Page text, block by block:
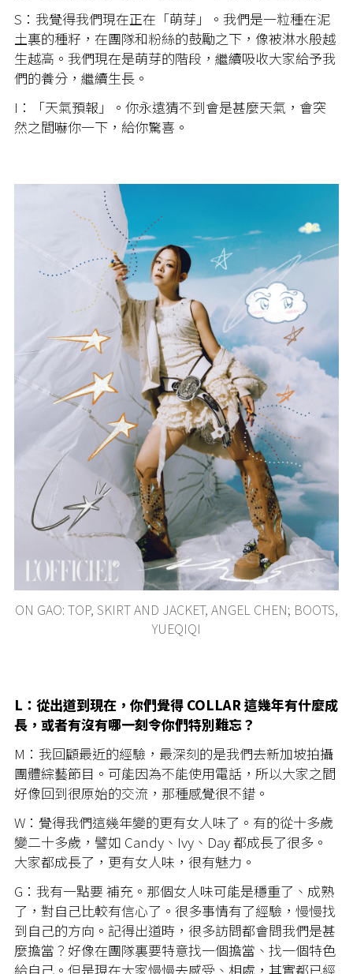
S：我覺得我們現在正在「萌芽」。我們是一粒種在泥
土裏的種籽，在團隊和粉絲的鼓勵之下，像被淋水般越
生越高。我們現在是萌芽的階段，繼續吸收大家給予我
們的養分，繼續生長。
I：「天氣預報」。你永遠猜不到會是甚麼天氣，會突
然之間嚇你一下，給你驚喜。
ON GAO: TOP, SKIRT AND JACKET, ANGEL CHEN; BOOTS,
YUEQIQI
L：從出道到現在，你們覺得 COLLAR 這幾年有什麼成
長，或者有沒有哪一刻令你們特別難忘？
M：我回顧最近的經驗，最深刻的是我們去新加坡拍攝
團體綜藝節目。可能因為不能使用電話，所以大家之間
好像回到很原始的交流，那種感覺很不錯。
W：覺得我們這幾年變的更有女人味了。有的從十多歲
變二十多歲，譬如 Candy、Ivy、Day 都成長了很多。
大家都成長了，更有女人味，很有魅力。
G：我有一點要 補充。那個女人味可能是穩重了、成熟
了，對自己比較有信心了。很多事情有了經驗，慢慢找
到自己的方向。記得出道時，很多訪問都會問我們是甚
麼擔當？好像在團隊裏要特意找一個擔當、找一個特色
給自己。但是現在大家慢慢去感受、相處，其實都已經